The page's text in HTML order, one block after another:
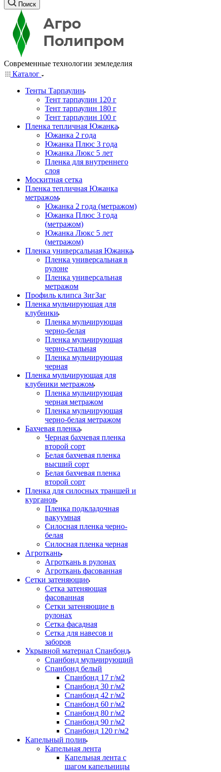
Поиск
Современные технологии земледелия
Каталог
Тенты Тарпаулин
Тент тарпаулин 120 г
Тент тарпаулин 180 г
Тент тарпаулин 100 г
Пленка тепличная Южанка
Южанка 2 года
Южанка Плюс 3 года
Южанка Люкс 5 лет
Пленка для внутреннего
слоя
Москитная сетка
Пленка тепличная Южанка
метражом
Южанка 2 года (метражом)
Южанка Плюс 3 года
(метражом)
Южанка Люкс 5 лет
(метражом)
Пленка универсальная Южанка
Пленка универсальная в
рулоне
Пленка универсальная
метражом
Профиль клипса ЗигЗаг
Пленка мульчирующая для
клубники
Пленка мульчирующая
черно-белая
Пленка мульчирующая
черно-стальная
Пленка мульчирующая
черная
Пленка мульчирующая для
клубники метражом
Пленка мульчирующая
черная метражом
Пленка мульчирующая
черно-белая метражом
Бахчевая пленка
Черная бахчевая пленка
второй сорт
Белая бахчевая пленка
высший сорт
Белая бахчевая пленка
второй сорт
Пленка для силосных траншей и
курганов
Пленка подкладочная
вакуумная
Силосная пленка черно-
белая
Силосная пленка черная
Агроткань
Агроткань в рулонах
Агроткань фасованная
Сетки затеняющие
Сетка затеняющая
фасованная
Сетки затеняющие в
рулонах
Сетка фасадная
Сетка для навесов и
заборов
Укрывной материал Спанбонд
Спанбонд мульчирующий
Спанбонд белый
Спанбонд 17 г/м2
Спанбонд 30 г/м2
Спанбонд 42 г/м2
Спанбонд 60 г/м2
Спанбонд 80 г/м2
Спанбонд 90 г/м2
Спанбонд 120 г/м2
Капельный полив
Капельная лента
Капельная лента с
шагом капельницы